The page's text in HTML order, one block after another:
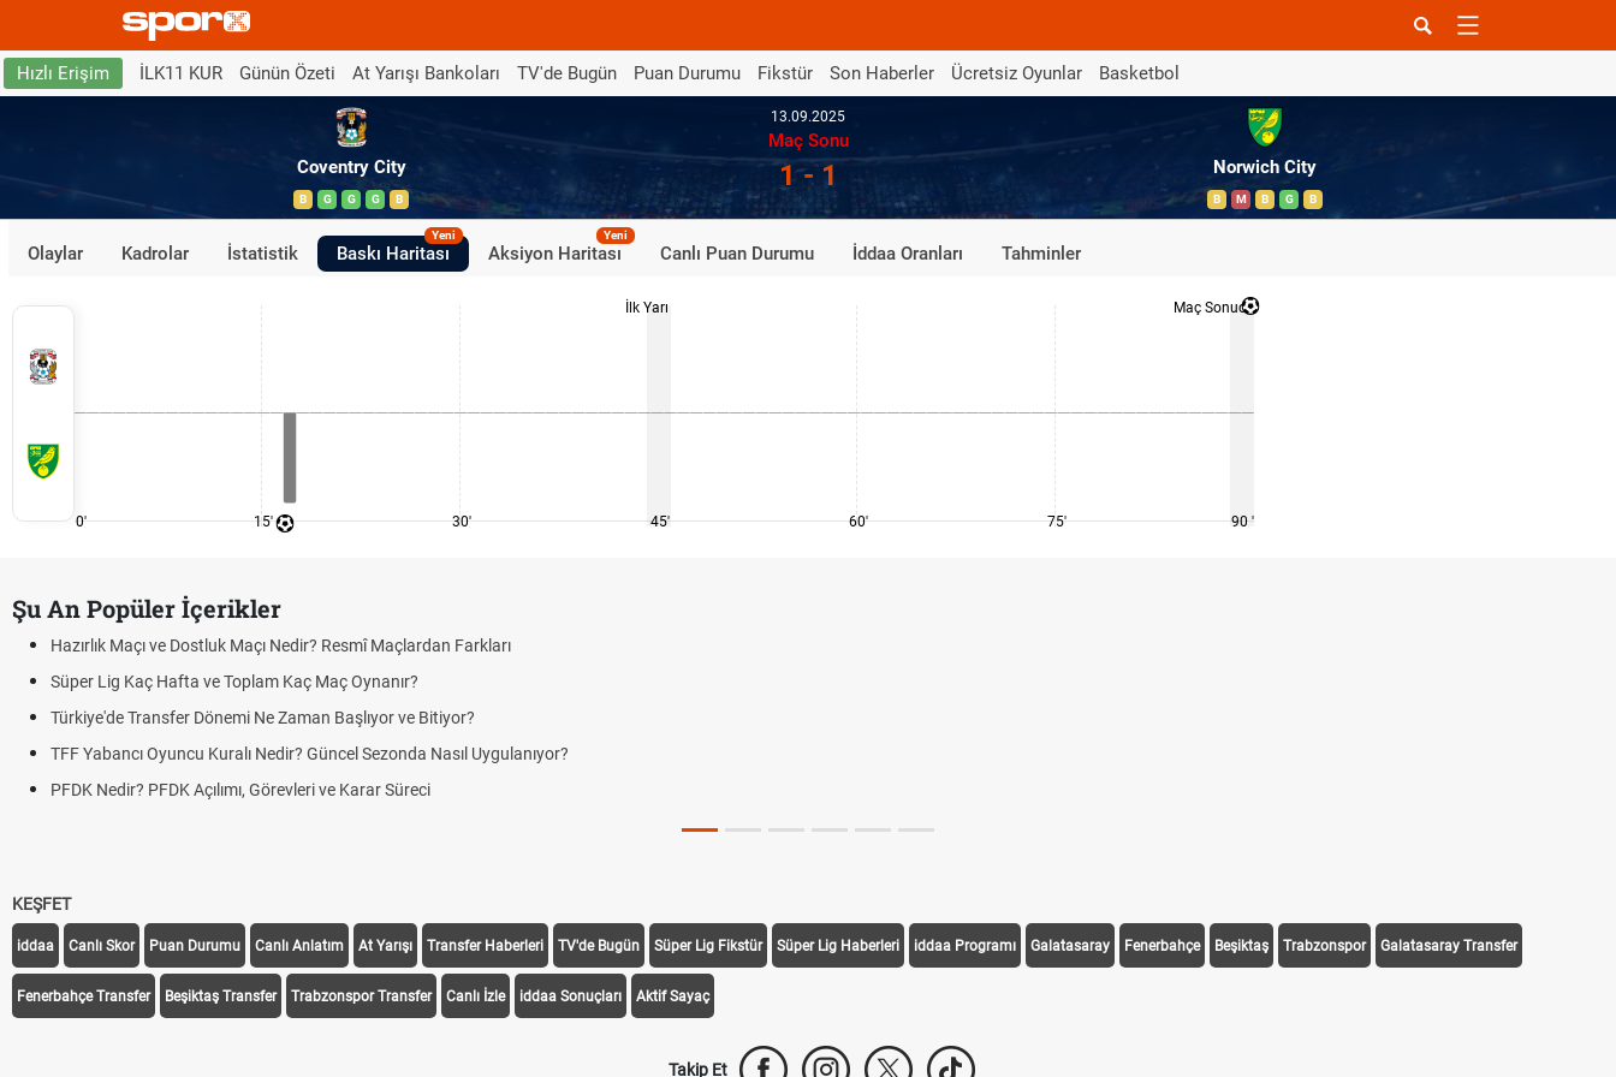
Hızlı Erişim İLK11 KUR Günün Özeti At Yarışı Bankoları TV'de Bugün Puan Durumu Fikstür Son Haberler Ücretsiz Oyunlar Basketbol
Coventry City
B G G G B
13.09.2025
Maç Sonu
1 - 1 Norwich City
B M B G B
Olaylar Kadrolar İstatistik Baskı Haritası
Yeni
Aksiyon Haritası
Yeni
Canlı Puan Durumu İddaa Oranları Tahminler
0' 15' 30'
İlk Yarı
45' 60' 75'
Maç Sonucu
90 '
Şu An Popüler İçerikler
Hazırlık Maçı ve Dostluk Maçı Nedir? Resmî Maçlardan Farkları
Süper Lig Kaç Hafta ve Toplam Kaç Maç Oynanır?
Türkiye'de Transfer Dönemi Ne Zaman Başlıyor ve Bitiyor?
TFF Yabancı Oyuncu Kuralı Nedir? Güncel Sezonda Nasıl Uygulanıyor?
PFDK Nedir? PFDK Açılımı, Görevleri ve Karar Süreci
KEŞFET
iddaa Canlı Skor Puan Durumu Canlı Anlatım At Yarışı Transfer Haberleri TV'de Bugün Süper Lig Fikstür Süper Lig Haberleri iddaa Programı Galatasaray Fenerbahçe Beşiktaş Trabzonspor Galatasaray Transfer
Fenerbahçe Transfer Beşiktaş Transfer Trabzonspor Transfer Canlı İzle iddaa Sonuçları Aktif Sayaç
Takip Et